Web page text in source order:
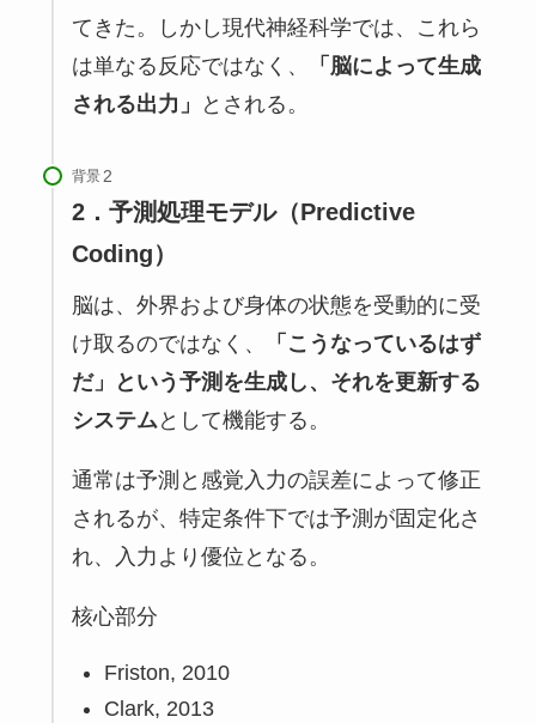
てきた。しかし現代神経科学では、これら
は単なる反応ではなく、
「脳によって生成
される出力」
とされる。
背景
2．予測処理モデル（Predictive
Coding）
脳は、外界および身体の状態を受動的に受
け取るのではなく、
「こうなっているはず
だ」という予測を生成し、それを更新する
システムとして機能する。
通常は予測と感覚入力の誤差によって修正
されるが、特定条件下では予測が固定化さ
れ、入力より優位となる。
核心部分
Friston, 2010
Clark, 2013